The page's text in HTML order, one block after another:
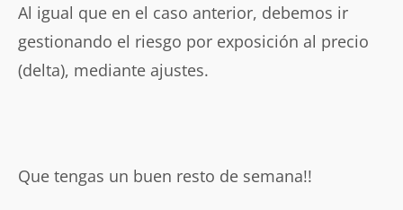
Al igual que en el caso anterior, debemos ir
gestionando el riesgo por exposición al precio
(delta), mediante ajustes.
Que tengas un buen resto de semana!!